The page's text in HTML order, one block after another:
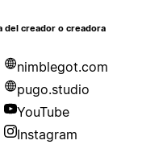
del creador o creadora
nimblegot.com
pugo.studio
YouTube
Instagram